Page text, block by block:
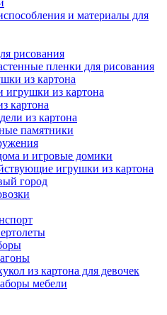
и материалы для
рисования
пленки для рисования
из картона
из картона
картона
из картона
памятники
и игровые домики
игрушки из картона
город
из картона для девочек
мебели